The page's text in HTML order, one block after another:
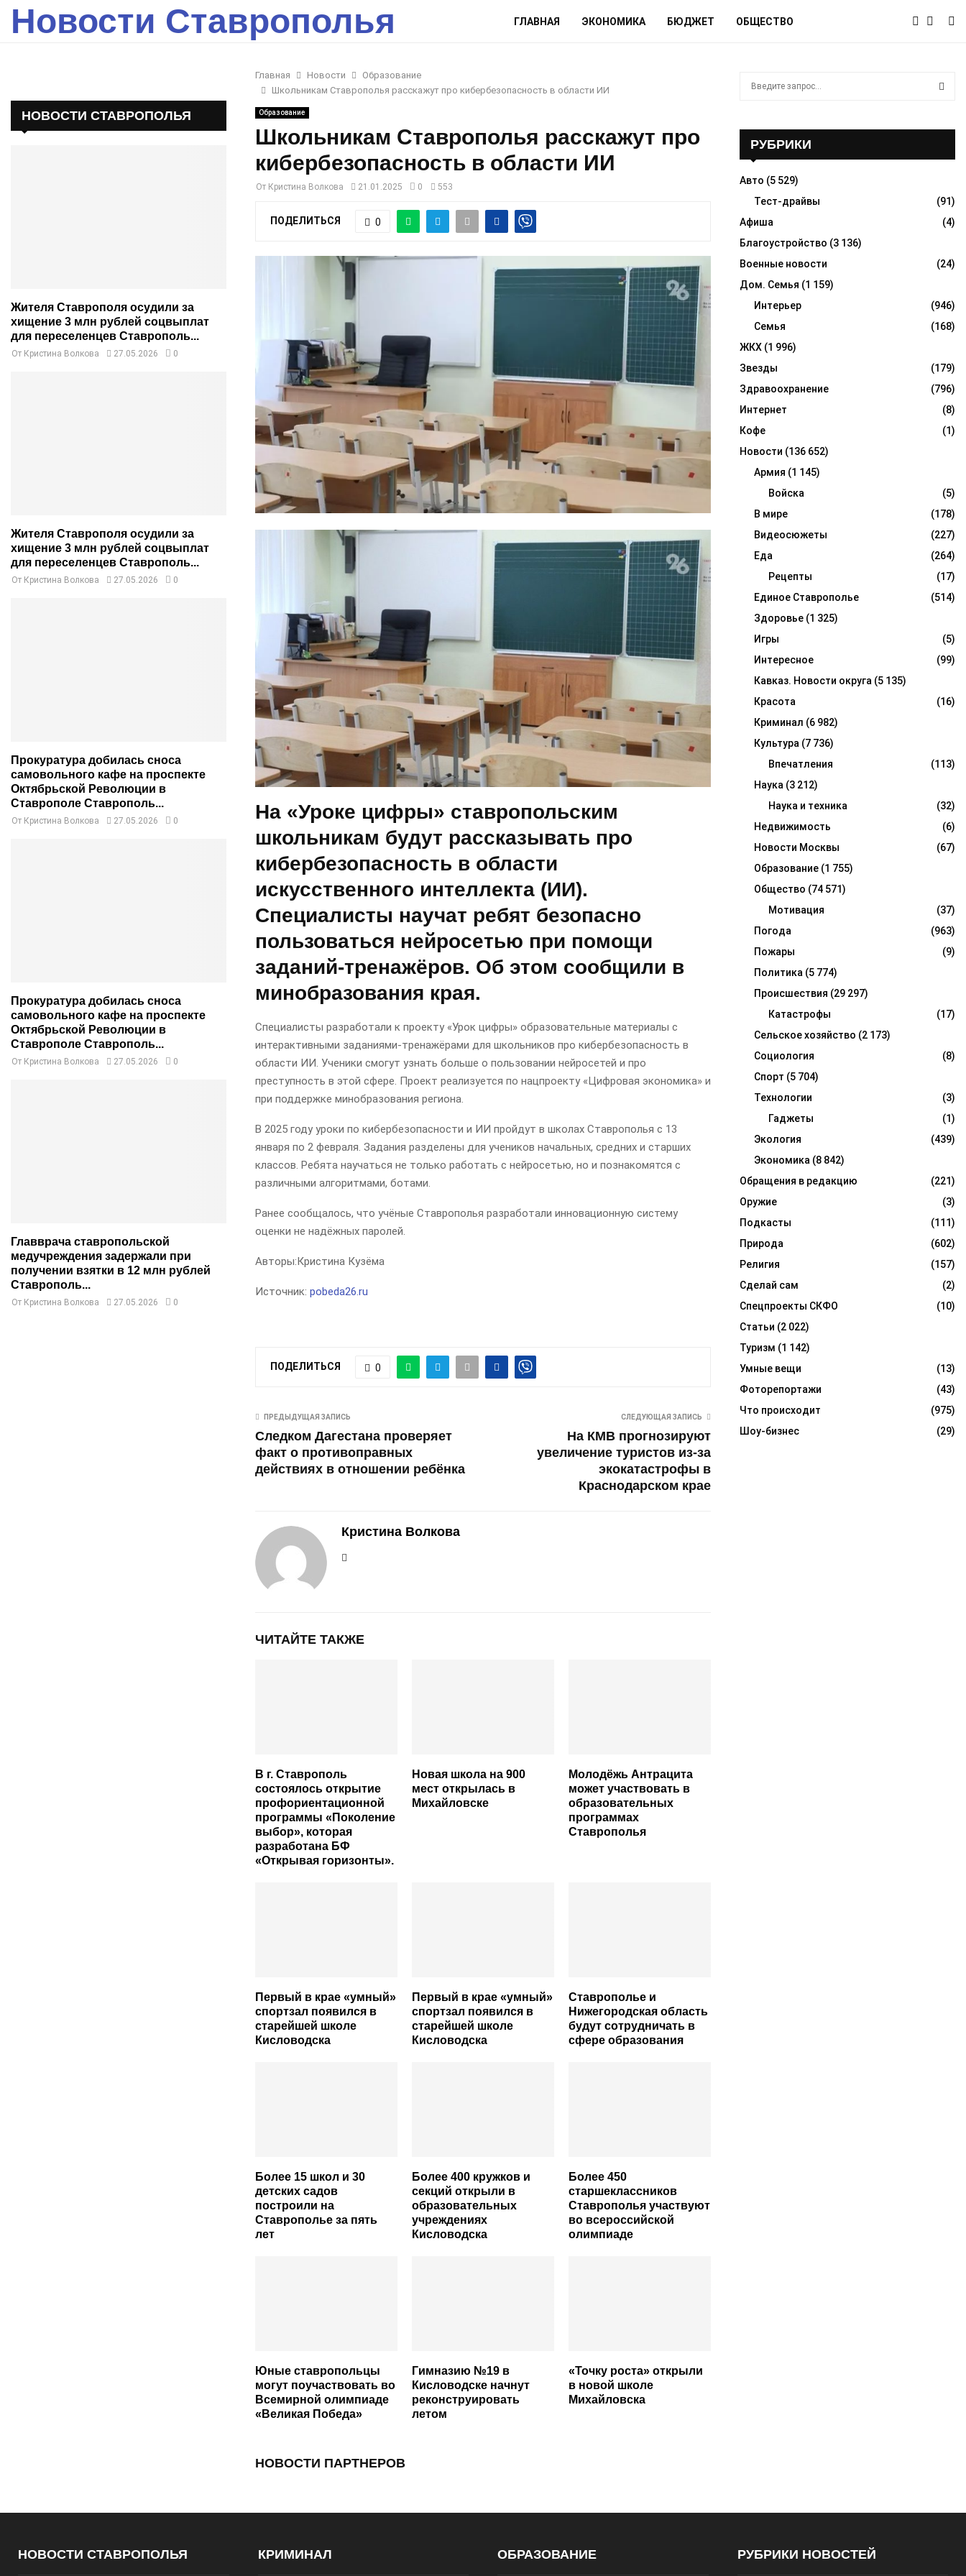
Новости Ставрополья ГЛАВНАЯ ЭКОНОМИКА БЮДЖЕТ ОБЩЕСТВО
Главная Новости
Образование
Школьникам Ставрополья расскажут про кибербезопасность в области ИИ
Образование
Школьникам Ставрополья расскажут про
кибербезопасность в области ИИ
От Кристина Волкова 21.01.2025 0 553
ПОДЕЛИТЬСЯ 0
На «Уроке цифры» ставропольским
школьникам будут рассказывать про
кибербезопасность в области
искусственного интеллекта (ИИ).
Специалисты научат ребят безопасно
пользоваться нейросетью при помощи
заданий-тренажёров. Об этом сообщили в
минобразования края.
Специалисты разработали к проекту «Урок цифры» образовательные материалы с
интерактивными заданиями-тренажёрами для школьников про кибербезопасность в
области ИИ. Ученики смогут узнать больше о пользовании нейросетей и про
преступность в этой сфере. Проект реализуется по нацпроекту «Цифровая экономика» и
при поддержке минобразования региона.
В 2025 году уроки по кибербезопасности и ИИ пройдут в школах Ставрополья с 13
января по 2 февраля. Задания разделены для учеников начальных, средних и старших
классов. Ребята научаться не только работать с нейросетью, но и познакомятся с
различными алгоритмами, ботами.
Ранее сообщалось, что учёные Ставрополья разработали инновационную систему
оценки не надёжных паролей.
Авторы:Кристина Кузёма
Источник: pobeda26.ru
ПОДЕЛИТЬСЯ 0
ПРЕДЫДУЩАЯ ЗАПИСЬ
Следком Дагестана проверяет
факт о противоправных
действиях в отношении ребёнка
СЛЕДУЮЩАЯ ЗАПИСЬ
На КМВ прогнозируют
увеличение туристов из-за
экокатастрофы в
Краснодарском крае
Кристина Волкова
ЧИТАЙТЕ ТАКЖЕ
В г. Ставрополь
состоялось открытие
профориентационной
программы «Поколение
выбор», которая
разработана БФ
«Открывая горизонты».
Новая школа на 900
мест открылась в
Михайловске
Молодёжь Антрацита
может участвовать в
образовательных
программах
Ставрополья
Первый в крае «умный»
спортзал появился в
старейшей школе
Кисловодска
Первый в крае «умный»
спортзал появился в
старейшей школе
Кисловодска
Ставрополье и
Нижегородская область
будут сотрудничать в
сфере образования
Более 15 школ и 30
детских садов
построили на
Ставрополье за пять
лет
Более 400 кружков и
секций открыли в
образовательных
учреждениях
Кисловодска
Более 450
старшеклассников
Ставрополья участвуют
во всероссийской
олимпиаде
Юные ставропольцы
могут поучаствовать во
Всемирной олимпиаде
«Великая Победа»
Гимназию №19 в
Кисловодске начнут
реконструировать
летом
«Точку роста» открыли
в новой школе
Михайловска
НОВОСТИ ПАРТНЕРОВ
НОВОСТИ СТАВРОПОЛЬЯ
Жителя Ставрополя осудили за
хищение 3 млн рублей соцвыплат
для переселенцев Ставрополь...
От Кристина Волкова 27.05.2026 0
Жителя Ставрополя осудили за
хищение 3 млн рублей соцвыплат
для переселенцев Ставрополь...
От Кристина Волкова 27.05.2026 0
Прокуратура добилась сноса
самовольного кафе на проспекте
Октябрьской Революции в
Ставрополе Ставрополь...
От Кристина Волкова 27.05.2026 0
Прокуратура добилась сноса
самовольного кафе на проспекте
Октябрьской Революции в
Ставрополе Ставрополь...
От Кристина Волкова 27.05.2026 0
Главврача ставропольской
медучреждения задержали при
получении взятки в 12 млн рублей
Ставрополь...
От Кристина Волкова 27.05.2026 0
o
R
C
H
РУБРИКИ
Авто (5 529)
Тест-драйвы
(91)
Афиша
(4)
Благоустройство (3 136)
Военные новости
(24)
Дом. Семья (1 159)
Интерьер
(946)
Семья
(168)
ЖКХ (1 996)
Звезды
(179)
Здравоохранение
(796)
Интернет
(8)
Кофе
(1)
Новости (136 652)
Армия (1 145)
Войска
(5)
В мире
(178)
Видеосюжеты
(227)
Еда
(264)
Рецепты
(17)
Единое Ставрополье
(514)
Здоровье (1 325)
Игры
(5)
Интересное
(99)
Кавказ. Новости округа (5 135)
Красота
(16)
Криминал (6 982)
Культура (7 736)
Впечатления
(113)
Наука (3 212)
Наука и техника
(32)
Недвижимость
(6)
Новости Москвы
(67)
Образование (1 755)
Общество (74 571)
Мотивация
(37)
Погода
(963)
Пожары
(9)
Политика (5 774)
Происшествия (29 297)
Катастрофы
(17)
Сельское хозяйство (2 173)
Социология
(8)
Спорт (5 704)
Технологии
(3)
Гаджеты
(1)
Экология
(439)
Экономика (8 842)
Обращения в редакцию
(221)
Оружие
(3)
Подкасты
(111)
Природа
(602)
Религия
(157)
Сделай сам
(2)
Спецпроекты СКФО
(10)
Статьи (2 022)
Туризм (1 142)
Умные вещи
(13)
Фоторепортажи
(43)
Что происходит
(975)
Шоу-бизнес
(29)
НОВОСТИ СТАВРОПОЛЬЯ КРИМИНАЛ ОБРАЗОВАНИЕ РУБРИКИ НОВОСТЕЙ